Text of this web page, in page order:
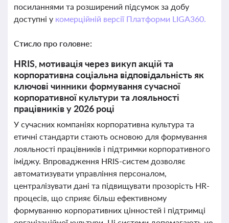
посиланнями та розширений підсумок за добу
доступні у комерційній версії Платформи LIGA360.
Стисло про головне:
HRIS, мотивація через викуп акцій та
корпоративна соціальна відповідальність як
ключові чинники формування сучасної
корпоративної культури та лояльності
працівників у 2026 році
У сучасних компаніях корпоративна культура та
етичні стандарти стають основою для формування
лояльності працівників і підтримки корпоративного
іміджу. Впровадження HRIS-систем дозволяє
автоматизувати управління персоналом,
централізувати дані та підвищувати прозорість HR-
процесів, що сприяє більш ефективному
формуванню корпоративних цінностей і підтримці